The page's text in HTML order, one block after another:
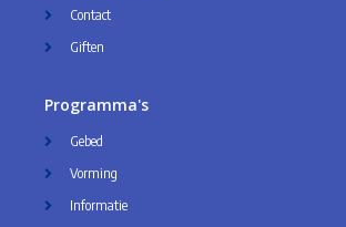
Contact
Giften
Programma's
Gebed
Vorming
Informatie